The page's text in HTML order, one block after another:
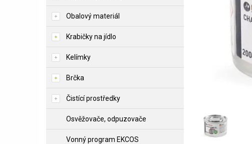
Obalový materiál
Krabičky na jídlo
Kelímky
Brčka
Čistící prostředky
Osvěžovače, odpuzovače
Vonný program EKCOS